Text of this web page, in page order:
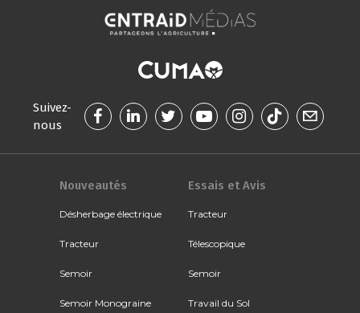
Suivez-
nous
Nouveautés
Désherbage électrique
Tracteur
Semoir
Semoir Monograine
Essais et Avis
Tracteur
Télescopique
Semoir
Travail du Sol